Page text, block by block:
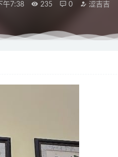
午7:38 235 0 涩吉吉
合集[111P1V-481M] 2023-09-25